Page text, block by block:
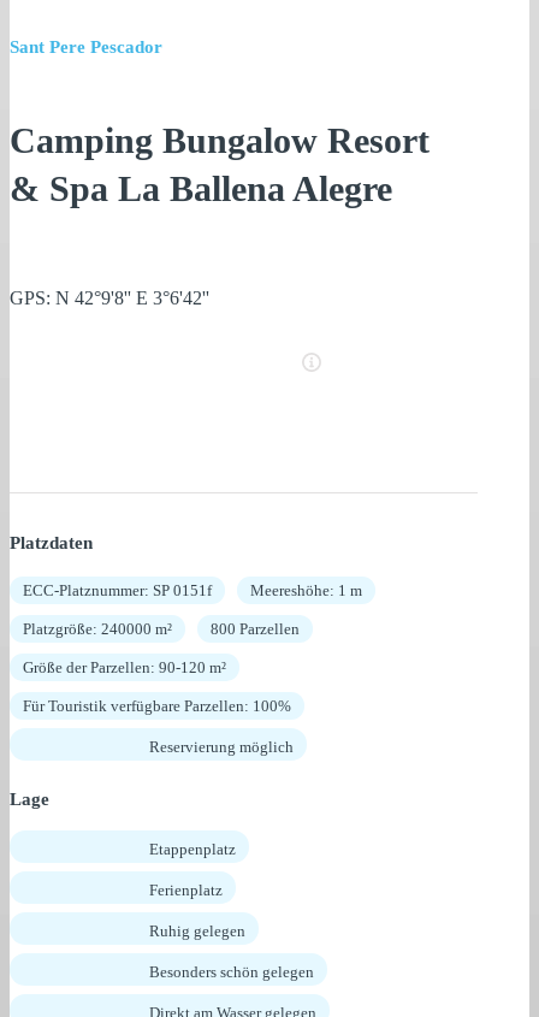
Sant Pere Pescador
Camping Bungalow Resort
& Spa La Ballena Alegre
GPS: N 42°9'8'' E 3°6'42''
Platzdaten
ECC-Platznummer: SP 0151f Meereshöhe: 1 m
Platzgröße: 240000 m² 800 Parzellen
Größe der Parzellen: 90-120 m²
Für Touristik verfügbare Parzellen: 100%
Reservierung möglich
Lage
Etappenplatz
Ferienplatz
Ruhig gelegen
Besonders schön gelegen
Direkt am Wasser gelegen